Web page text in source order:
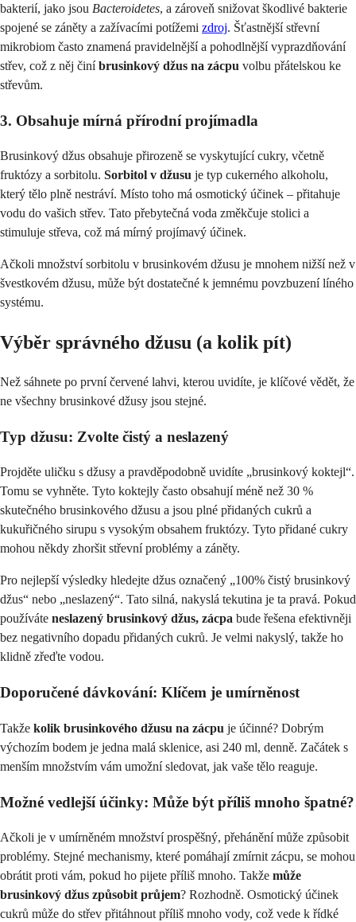
bakterií, jako jsou Bacteroidetes, a zároveň snižovat škodlivé bakterie
spojené se záněty a zažívacími potížemi zdroj. Šťastnější střevní
mikrobiom často znamená pravidelnější a pohodlnější vyprazdňování
střev, což z něj činíbrusinkový džus na zácpu volbu přátelskou ke
střevům.
3. Obsahuje mírná přírodní projímadla
Brusinkový džus obsahuje přirozeně se vyskytující cukry, včetně
fruktózy a sorbitolu. Sorbitol v džusu je typ cukerného alkoholu,
který tělo plně nestráví. Místo toho má osmotický účinek – přitahuje
vodu do vašich střev. Tato přebytečná voda změkčuje stolici a
stimuluje střeva, což má mírný projímavý účinek.
Ačkoli množství sorbitolu v brusinkovém džusu je mnohem nižší než v
švestkovém džusu, může být dostatečné k jemnému povzbuzení líného
systému.
Výběr správného džusu (a kolik pít)
Než sáhnete po první červené lahvi, kterou uvidíte, je klíčové vědět, že
ne všechny brusinkové džusy jsou stejné.
Typ džusu: Zvolte čistý a neslazený
Projděte uličku s džusy a pravděpodobně uvidíte „brusinkový koktejl“.
Tomu se vyhněte. Tyto koktejly často obsahují méně než 30 %
skutečného brusinkového džusu a jsou plné přidaných cukrů a
kukuřičného sirupu s vysokým obsahem fruktózy. Tyto přidané cukry
mohou někdy zhoršit střevní problémy a záněty.
Pro nejlepší výsledky hledejte džus označený „100% čistý brusinkový
džus“ nebo „neslazený“. Tato silná, nakyslá tekutina je ta pravá. Pokud
používáte neslazený brusinkový džus, zácpa bude řešena efektivněji
bez negativního dopadu přidaných cukrů. Je velmi nakyslý, takže ho
klidně zřeďte vodou.
Doporučené dávkování: Klíčem je umírněnost
Takže kolik brusinkového džusu na zácpu je účinné? Dobrým
výchozím bodem je jedna malá sklenice, asi 240 ml, denně. Začátek s
menším množstvím vám umožní sledovat, jak vaše tělo reaguje.
Možné vedlejší účinky: Může být příliš mnoho špatné?
Ačkoli je v umírněném množství prospěšný, přehánění může způsobit
problémy. Stejné mechanismy, které pomáhají zmírnit zácpu, se mohou
obrátit proti vám, pokud ho pijete příliš mnoho. Takže může
brusinkový džus způsobit průjem? Rozhodně. Osmotický účinek
cukrů může do střev přitáhnout příliš mnoho vody, což vede k řídké